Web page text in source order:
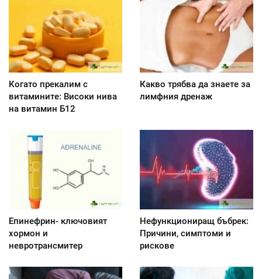
Когато прекалим с
витамините: Високи нива
на витамин Б12
Какво трябва да знаете за
лимфния дренаж
Епинефрин- ключовият
хормон и
невротрансмитер
Нефункциониращ бъбрек:
Причини, симптоми и
рискове